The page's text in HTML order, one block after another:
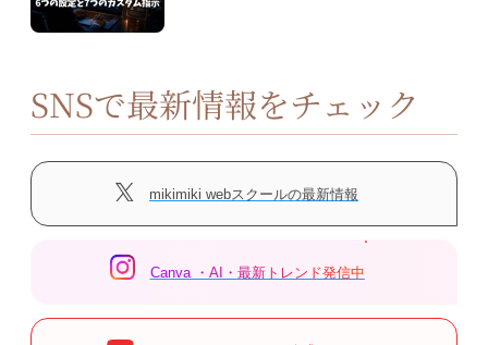
SNSで最新情報をチェック
mikimiki webスクールの最新情報
Canva ・AI・最新トレンド発信中